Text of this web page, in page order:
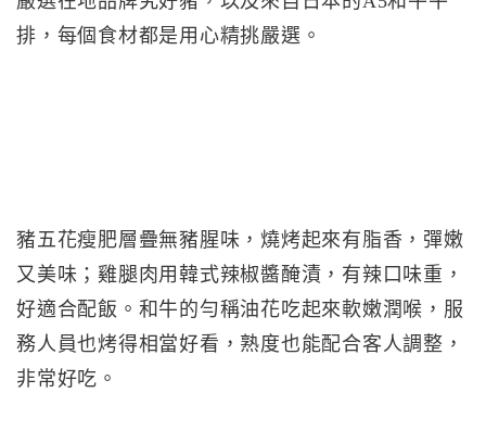
排，每個食材都是用心精挑嚴選。
豬五花瘦肥層疊無豬腥味，燒烤起來有脂香，彈嫩
又美味；雞腿肉用韓式辣椒醬醃漬，有辣口味重，
好適合配飯。和牛的勻稱油花吃起來軟嫩潤喉，服
務人員也烤得相當好看，熟度也能配合客人調整，
非常好吃。